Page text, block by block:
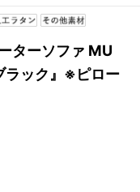
ターソファ MU
ック』※ピロー